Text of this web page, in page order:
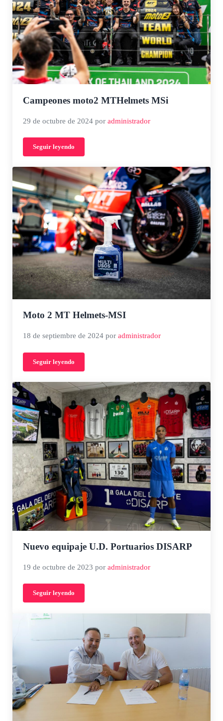
Campeones moto2 MTHelmets MSi
29 de octubre de 2024 poradministrador
Seguir leyendoCampeones moto2 MTHelmets MSi
Moto 2 MT Helmets-MSI
18 de septiembre de 2024 poradministrador
Seguir leyendoMoto 2 MT Helmets-MSI
Nuevo equipaje U.D. Portuarios DISARP
19 de octubre de 2023 poradministrador
Seguir leyendoNuevo equipaje U.D. Portuarios DISARP